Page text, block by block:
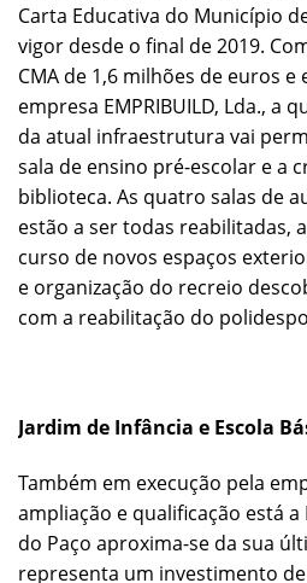
Carta Educativa do Município
vigor desde o final de 2019.
CMA de 1,6 milhões de euros e
empresa EMPRIBUILD, Lda., a
da atual infraestrutura vai
sala de ensino pré-escolar e a
biblioteca. As quatro salas de
estão a ser todas reabilitadas,
curso de novos espaços
e organização do recreio
com a reabilitação do
Jardim de Infância e Escola
Também em execução pela
ampliação e qualificação está a
do Paço aproxima-se da sua
representa um investimento